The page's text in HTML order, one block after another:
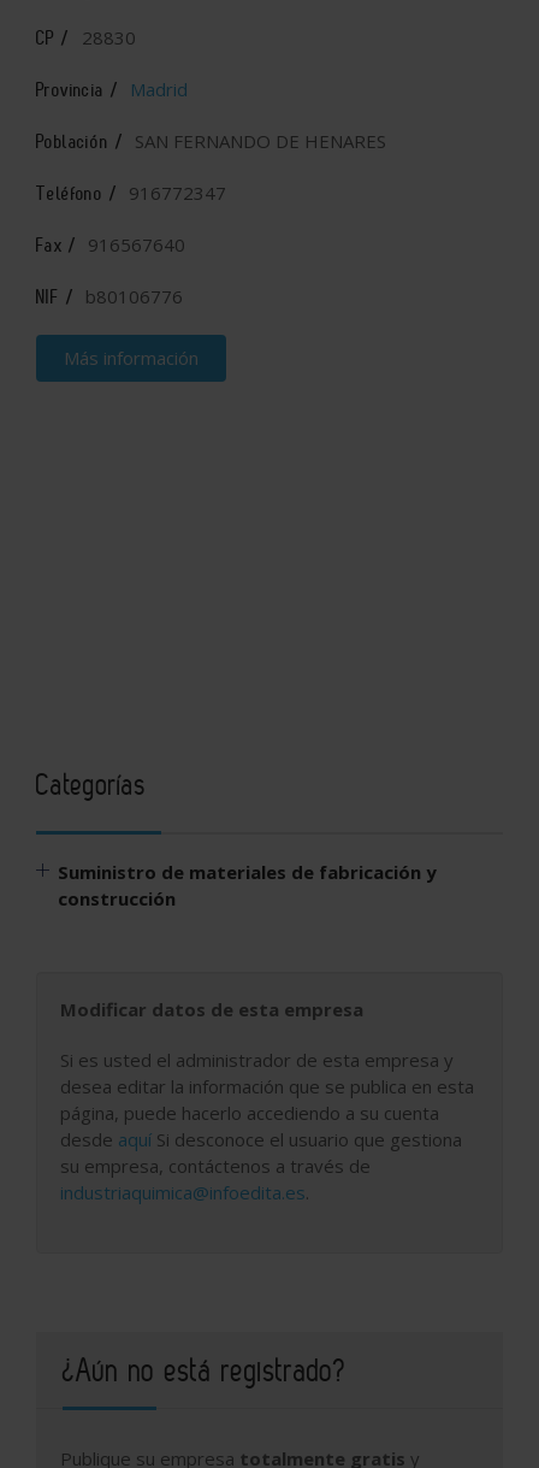
CP / 28830
Provincia / Madrid
Población / SAN FERNANDO DE HENARES
Teléfono / 916772347
Fax / 916567640
NIF / b80106776
Más información
Categorías
Suministro de materiales de fabricación y
construcción
Modificar datos de esta empresa
Si es usted el administrador de esta empresa y
desea editar la información que se publica en esta
página, puede hacerlo accediendo a su cuenta
desde aquí Si desconoce el usuario que gestiona
su empresa, contáctenos a través de
industriaquimica@infoedita.es.
¿Aún no está registrado?
Publique su empresa totalmente gratis y